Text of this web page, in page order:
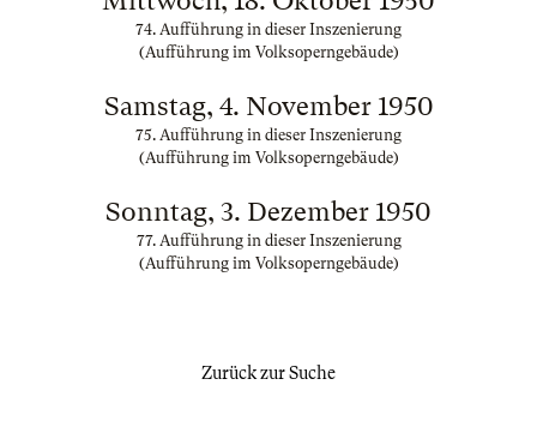
74. Aufführung in dieser Inszenierung
(Aufführung im Volksoperngebäude)
Samstag, 4. November 1950
75. Aufführung in dieser Inszenierung
(Aufführung im Volksoperngebäude)
Sonntag, 3. Dezember 1950
77. Aufführung in dieser Inszenierung
(Aufführung im Volksoperngebäude)
Zurück zur Suche